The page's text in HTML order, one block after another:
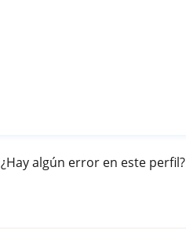
¿Hay algún error en este perfil?